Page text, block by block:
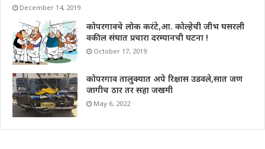
December 14, 2019
कोपरगावचे लोक करंटे,आ. कोल्हेची जीभ घसरली
वकील संघात प्रचारा दरम्यानची घटना !
October 17, 2019
कोपरगाव तालुक्यात अपे रिक्षास उडवले,सात जण
जागीच ठार तर सहा जखमी
May 6, 2022